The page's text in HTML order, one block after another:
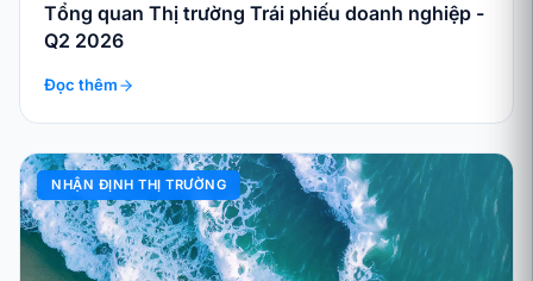
Tổng quan Thị trường Trái phiếu doanh nghiệp -
Q2 2026
Đọc thêm
NHẬN ĐỊNH THỊ TRƯỜNG